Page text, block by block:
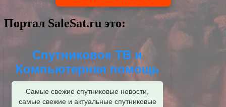
Портал SaleSat.ru это:
Спутниковое ТВ и
Компьютерная помощь
Самые свежие спутниковые новости,
самые свежие и актуальные спутниковые